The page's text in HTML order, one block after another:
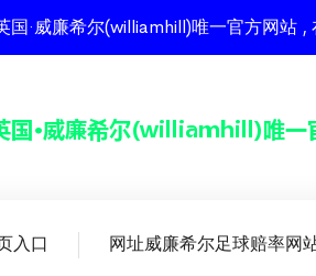
国·威廉希尔(williamhill)唯一官方网站
入口 网址威廉希尔足球赔率网